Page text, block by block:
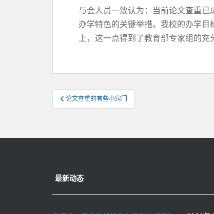
与会人员一致认为：当前论文查重
办学特色的关键举措。我校的办学
上，这一点得到了教育部专家组的充
文
章
航
论文查重的有些小窍门
最新动态